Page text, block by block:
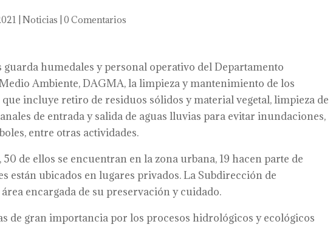
|Noticias |0 Comentarios
guarda humedales y personal operativo del Departamento
Ambiente, DAGMA, la limpieza y mantenimiento de los
incluye retiro de residuos sólidos y material vegetal, limpieza de
de entrada y salida de aguas lluvias para evitar inundaciones,
entre otras actividades.
de ellos se encuentran en la zona urbana, 19 hacen parte de
están ubicados en lugares privados. La Subdirección de
encargada de su preservación y cuidado.
de gran importancia por los procesos hidrológicos y ecológicos